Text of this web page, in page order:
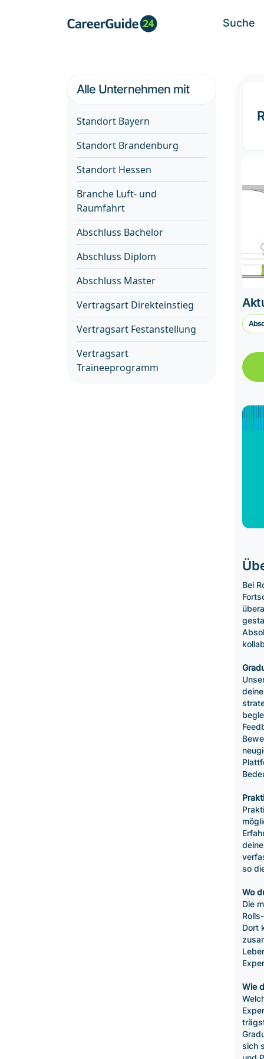
Suche
Alle Unternehmen mit
Standort Bayern
Standort Brandenburg
Standort Hessen
Branche Luft- und
Raumfahrt
Abschluss Bachelor
Abschluss Diplom
Abschluss Master
Vertragsart Direkteinstieg
Vertragsart Festanstellung
Vertragsart
Traineeprogramm
Bei
so
Wo
Die
Dort
Wie
sich